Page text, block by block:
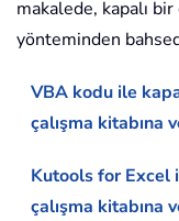
makalede, kapalı
yönteminden
VBA kodu ile
çalışma kitabına
Kutools for Excel
çalışma kitabına